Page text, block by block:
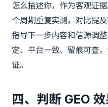
怎么描述你，作为客观证
个周期重复实测，对比提
指导下一步内容和信源调
定、平台一致、留痕可查
证。
四、判断 GEO